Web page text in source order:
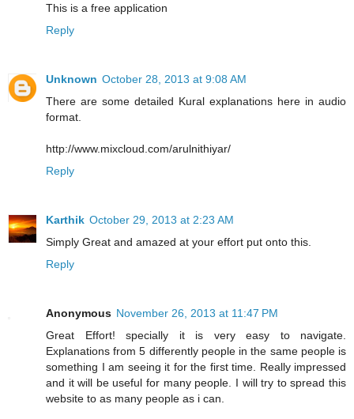
This is a free application
Reply
Unknown October 28, 2013 at 9:08 AM
There are some detailed Kural explanations here in audio
format.
http://www.mixcloud.com/arulnithiyar/
Reply
Karthik October 29, 2013 at 2:23 AM
Simply Great and amazed at your effort put onto this.
Reply
Anonymous November 26, 2013 at 11:47 PM
Great Effort! specially it is very easy to navigate.
Explanations from 5 differently people in the same people is
something I am seeing it for the first time. Really impressed
and it will be useful for many people. I will try to spread this
website to as many people as i can.